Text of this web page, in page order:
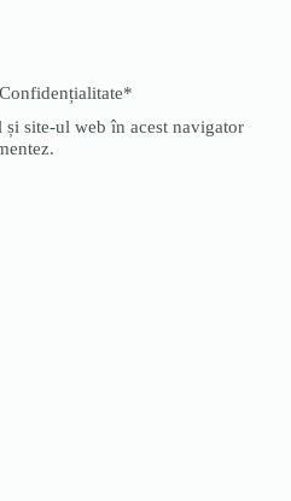
*
site-ul web în acest navigator